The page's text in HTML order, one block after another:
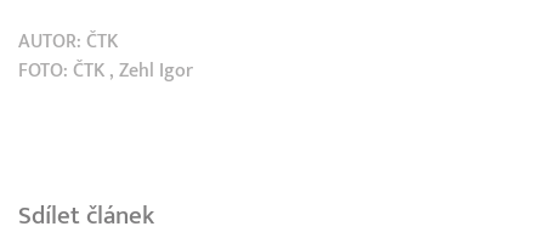
AUTOR: ČTK
FOTO: ČTK , Zehl Igor
Sdílet článek